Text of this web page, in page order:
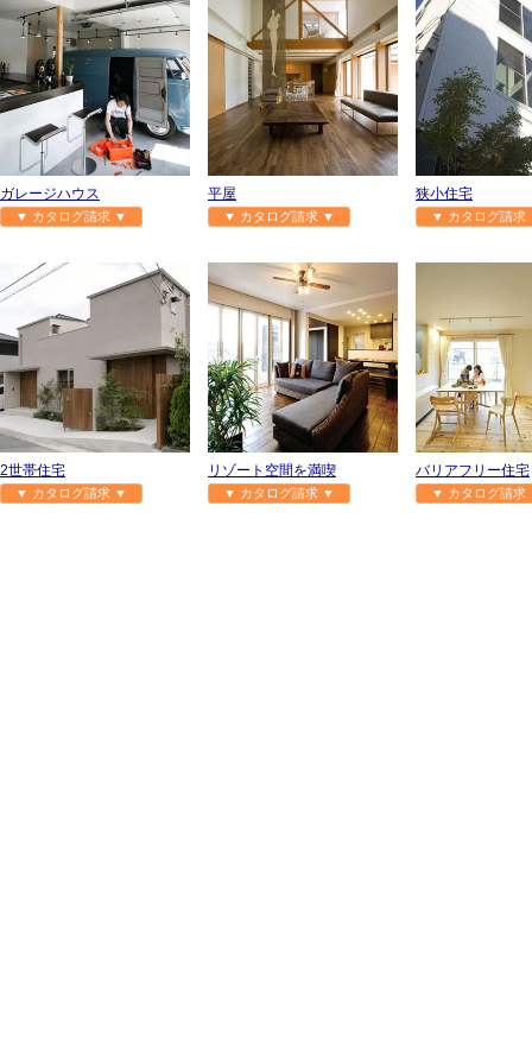
ガレージハウス
▼ カタログ請求 ▼
平屋
▼ カタログ請求 ▼
狭小住宅
▼ カタログ請
2世帯住宅
▼ カタログ請求 ▼
リゾート空間を満喫
▼ カタログ請求 ▼
バリアフリー住宅
▼ カタログ請